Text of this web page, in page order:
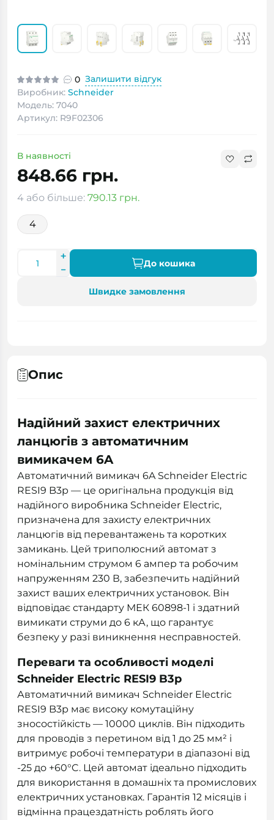
0 Залишити відгук
Виробник: Schneider
Модель: 7040
Артикул: R9F02306
В наявності
848.66 грн.
4 або більше: 790.13 грн.
4
До кошика
Швидке замовлення
Опис
Надійний захист електричних
ланцюгів з автоматичним
вимикачем 6A
Автоматичний вимикач 6A Schneider Electric
RESI9 B3р — це оригінальна продукція від
надійного виробника Schneider Electric,
призначена для захисту електричних
ланцюгів від перевантажень та коротких
замикань. Цей триполюсний автомат з
номінальним струмом 6 ампер та робочим
напруженням 230 В, забезпечить надійний
захист ваших електричних установок. Він
відповідає стандарту МЕК 60898-1 і здатний
вимикати струми до 6 кА, що гарантує
безпеку у разі виникнення несправностей.
Переваги та особливості моделі
Schneider Electric RESI9 B3р
Автоматичний вимикач Schneider Electric
RESI9 B3р має високу комутаційну
зносостійкість — 10000 циклів. Він підходить
для проводів з перетином від 1 до 25 мм² і
витримує робочі температури в діапазоні від
-25 до +60°C. Цей автомат ідеально підходить
для використання в домашніх та промислових
електричних установках. Гарантія 12 місяців і
відмінна працездатність роблять його